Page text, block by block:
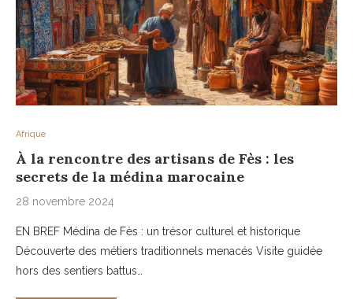
Afrique
À la rencontre des artisans de Fès : les
secrets de la médina marocaine
28 novembre 2024
EN BREF Médina de Fès : un trésor culturel et historique
Découverte des métiers traditionnels menacés Visite guidée
hors des sentiers battus…